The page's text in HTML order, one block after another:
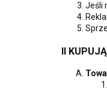
Jeśli
II